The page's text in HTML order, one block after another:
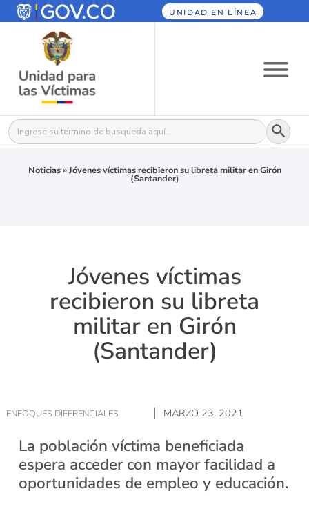
UNIDAD EN LÍNEA
Buscar: Botón
Noticias»Jóvenes víctimas recibieron su libreta militar en Girón
(Santander)
Jóvenes víctimas
recibieron su libreta
militar en Girón
(Santander)
ENFOQUES DIFERENCIALES MARZO 23, 2021
La población víctima beneficiada
espera acceder con mayor facilidad a
oportunidades de empleo y educación.